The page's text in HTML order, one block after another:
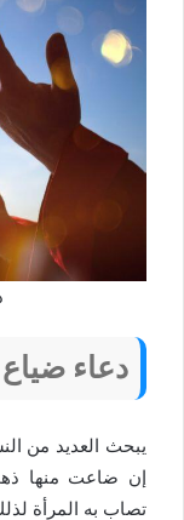
دعاء
يبحث العديد من
إن ضاعت منها
تصاب به المرأة